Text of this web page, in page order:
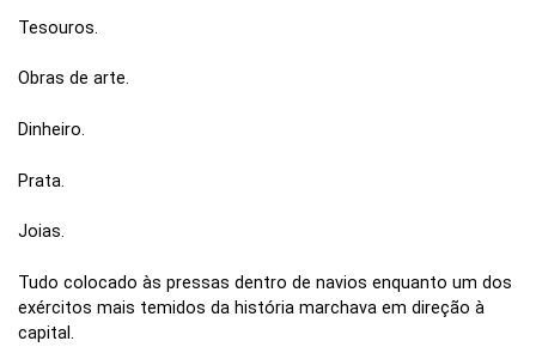
Tesouros.
Obras de arte.
Dinheiro.
Prata.
Joias.
Tudo colocado às pressas dentro de navios enquanto um dos
exércitos mais temidos da história marchava em direção à
capital.